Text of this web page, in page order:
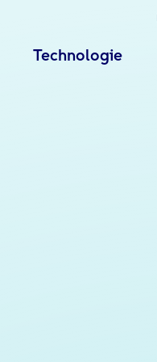
Technologie